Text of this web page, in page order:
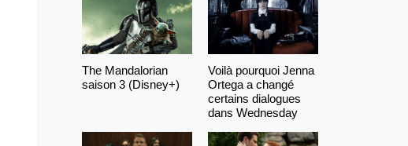
The Mandalorian
saison 3 (Disney+)
Voilà pourquoi Jenna
Ortega a changé
certains dialogues
dans Wednesday